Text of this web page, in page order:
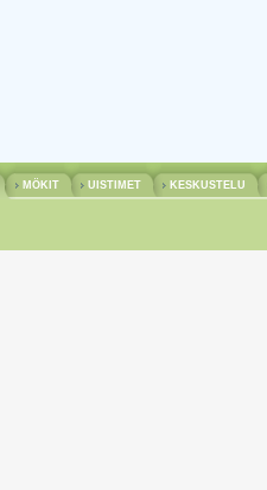
MÖKIT UISTIMET KESKUSTELU